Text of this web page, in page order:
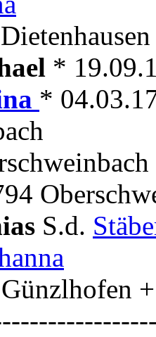
*
*
S.d.